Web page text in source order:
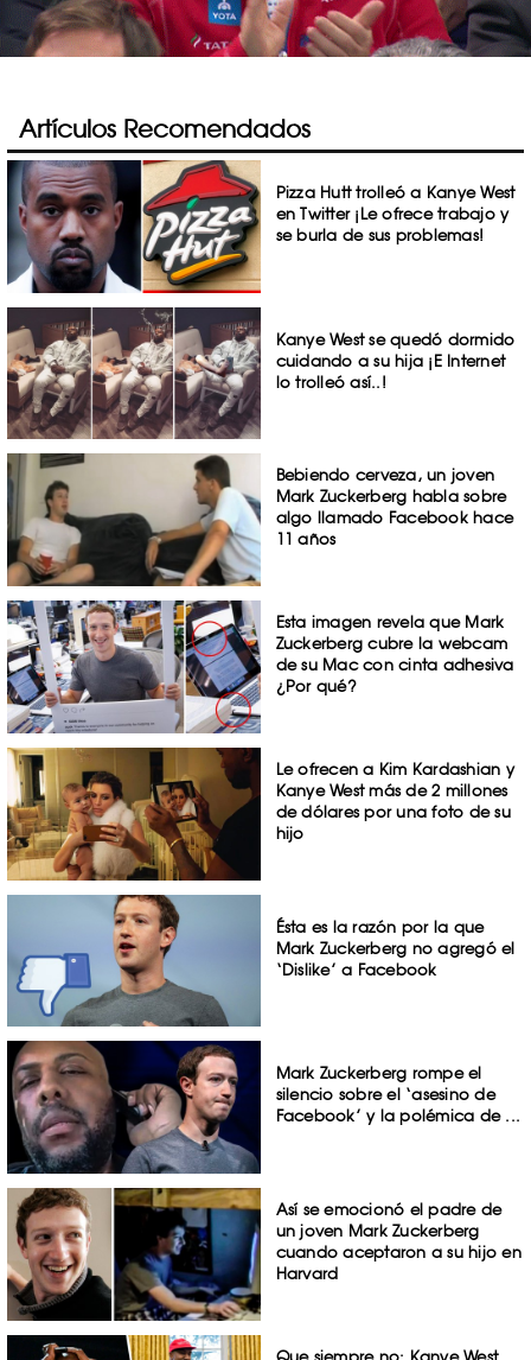
Artículos Recomendados
Pizza Hutt trolleó a Kanye West
en Twitter ¡Le ofrece trabajo y
se burla de sus problemas!
Kanye West se quedó dormido
cuidando a su hija ¡E Internet
lo trolleó así..!
Bebiendo cerveza, un joven
Mark Zuckerberg habla sobre
algo llamado Facebook hace
11 años
Esta imagen revela que Mark
Zuckerberg cubre la webcam
de su Mac con cinta adhesiva
¿Por qué?
Le ofrecen a Kim Kardashian y
Kanye West más de 2 millones
de dólares por una foto de su
hijo
Ésta es la razón por la que
Mark Zuckerberg no agregó el
‘Dislike’ a Facebook
Mark Zuckerberg rompe el
silencio sobre el ‘asesino de
Facebook’ y la polémica de ...
Así se emocionó el padre de
un joven Mark Zuckerberg
cuando aceptaron a su hijo en
Harvard